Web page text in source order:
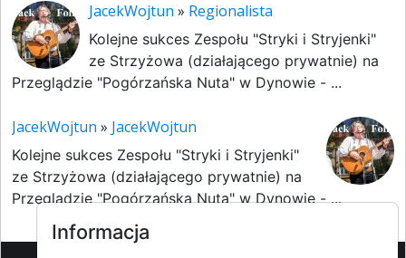
JacekWojtun » Regionalista
Kolejne sukces Zespołu "Stryki i Stryjenki"
ze Strzyżowa (działającego prywatnie) na
Przeglądzie "Pogórzańska Nuta" w Dynowie - ...
JacekWojtun » JacekWojtun
Kolejne sukces Zespołu "Stryki i Stryjenki"
ze Strzyżowa (działającego prywatnie) na
Przeglądzie "Pogórzańska Nuta" w Dynowie - ...
Informacja